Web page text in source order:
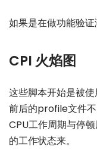
如果是在做功能验证
CPI 火焰图
这些脚本开始是被使
前后的profile文件
CPU工作周期与停
的工作状态来。